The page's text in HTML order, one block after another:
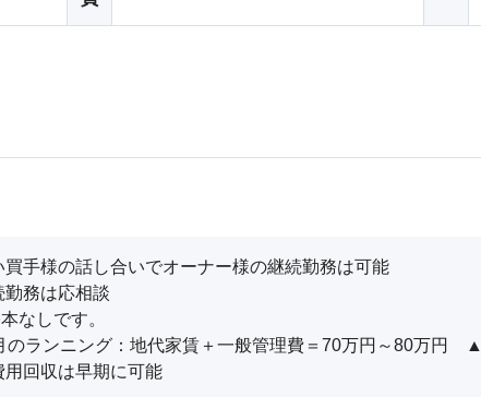
手様の話し合いでオーナー様の継続勤務は可能
務は応相談
なしです。
ランニング：地代家賃＋一般管理費＝70万円～80万円　
回収は早期に可能